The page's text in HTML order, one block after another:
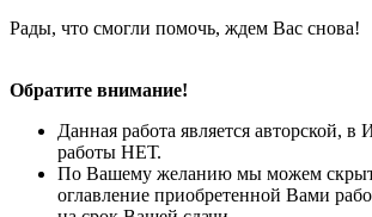
Рады, что смогли помочь, ждем Вас снова!
Обратите внимание!
Данная работа является авторской, в
работы НЕТ.
По Вашему желанию мы можем
оглавление приобретенной Вами